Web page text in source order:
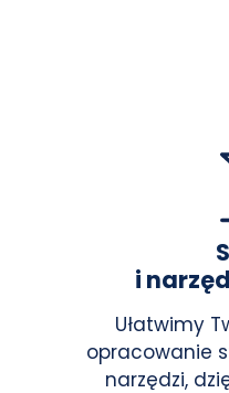
i
Ułatwimy
opracowanie
narzędzi,